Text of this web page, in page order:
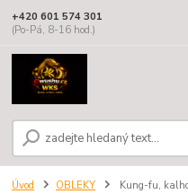
+420 601 574 301
(Po-Pá, 8-16 hod.)
Úvod OBLEKY Kung-fu,